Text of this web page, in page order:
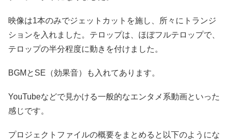
映像は1本のみでジェットカットを施し、所々にトランジ
ションを入れました。テロップは、ほぼフルテロップで、
テロップの半分程度に動きを付けました。
BGMとSE（効果音）も入れてあります。
YouTubeなどで見かける一般的なエンタメ系動画といった
感じです。
プロジェクトファイルの概要をまとめると以下のようにな